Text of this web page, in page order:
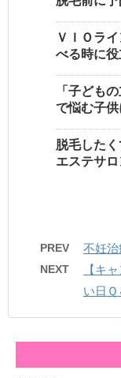
ＶＩＯラ
べる時に
「子ども
で悩む子
脱毛した
エステサロ
PREV 不妊治
NEXT
【キ
い日Ｑ